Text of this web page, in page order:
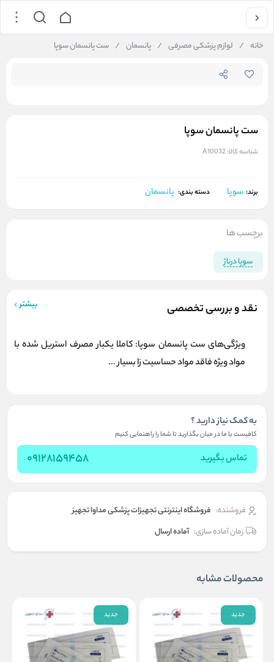
خانه / لوازم پزشکی مصرفی / پانسمان / ست پانسمان سوپا
ست پانسمان سوپا
شناسه کالا:A10032
برند: سوپا دسته بندی: پانسمان
نقد و بررسی تخصصی بیشتر
ویژگی‌های ست پانسمان سوپا: کاملا یکبار مصرف استریل شده با
مواد ویژه فاقد مواد حساسیت زا بسیار ...
به کمک نیاز دارید ؟
کافیست با ما در میان بگذارید تا شما را راهنمایی کنیم
تماس بگیرید 09128159458
فروشنده: فروشگاه اینترنتی تجهیزات پزشکی مداوا تجهیز
زمان آماده سازی: آماده ارسال
برچسب ها
سوپا درناژ
محصولات مشابه
جدید جدید